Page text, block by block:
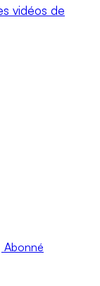
vidéos de
Abonné